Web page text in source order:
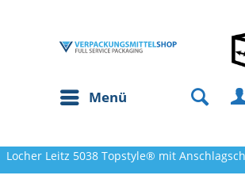
Menü
Locher Leitz 5038 Topstyle® mit